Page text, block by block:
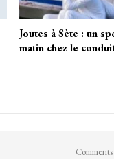
Joutes à Sète : un
matin chez le